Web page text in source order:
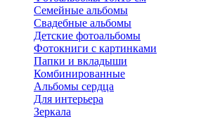
Семейные альбомы
Свадебные альбомы
Детские фотоальбомы
Фотокниги с картинками
Папки и вкладыши
Комбинированные
Альбомы сердца
Для интерьера
Зеркала